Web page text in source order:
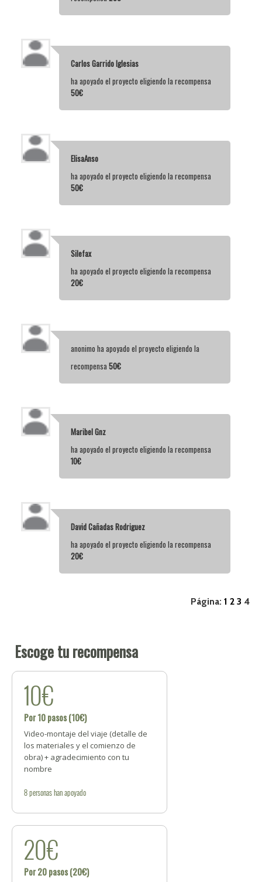
Carlos Garrido Iglesias
ha apoyado el proyecto eligiendo la recompensa
50€
ElisaAnso
ha apoyado el proyecto eligiendo la recompensa
50€
Silefax
ha apoyado el proyecto eligiendo la recompensa
20€
anonimo ha apoyado el proyecto eligiendo la
recompensa 50€
Maribel Gnz
ha apoyado el proyecto eligiendo la recompensa
10€
David Cañadas Rodriguez
ha apoyado el proyecto eligiendo la recompensa
20€
Página: 1 2 3 4
Escoge tu recompensa
10€
Por 10 pasos (10€)
Video-montaje del viaje (detalle de
los materiales y el comienzo de
obra) + agradecimiento con tu
nombre
8personashan apoyado
20€
Por 20 pasos (20€)